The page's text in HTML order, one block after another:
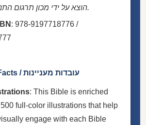
הוצא על ידי מכון תרגום התנ"ך (2009).
: 978-9197718776 /
Interesting Facts / עובדות מעניינות
: This Bible is enriched
full-color illustrations that help
engage with each Bible